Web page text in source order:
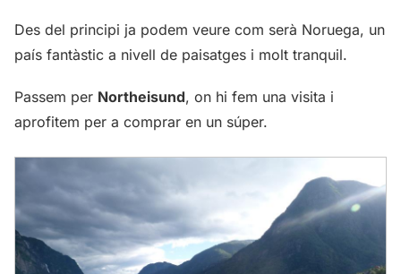
Des del principi ja podem veure com serà Noruega, un
país fantàstic a nivell de paisatges i molt tranquil.
Passem per Northeisund, on hi fem una visita i
aprofitem per a comprar en un súper.